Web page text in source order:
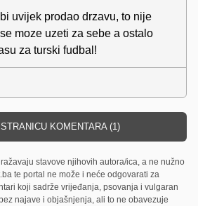
uvijek prodao drzavu, to nije
moze uzeti za sebe a ostalo
za turski fudbal!
KOMENTARA (1)
stavove njihovih autora/ica, a ne nužno
te portal ne može i neće odgovarati za
koji sadrže vrijeđanja, psovanja i vulgaran
najave i objašnjenja, ali to ne obavezuje